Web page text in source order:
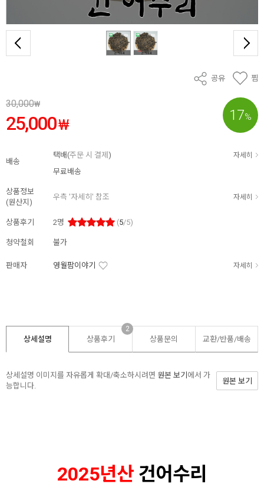
공유 찜
17%
30,000₩
25,000₩
배송
택배(주문 시 결제 ) 자세히
무료배송
상품정보
(원산지)
우측 '자세히' 참조 자세히
상품후기 2명 (5/5)
청약철회 불가
판매자 영월팜이야기 자세히
상세설명 상품후기
2
상품문의 교환/반품/배송
상세설명 이미지를 자유롭게 확대/축소하시려면 원본 보기 에서 가
능합니다.
원본 보기
2025년산 건어수리